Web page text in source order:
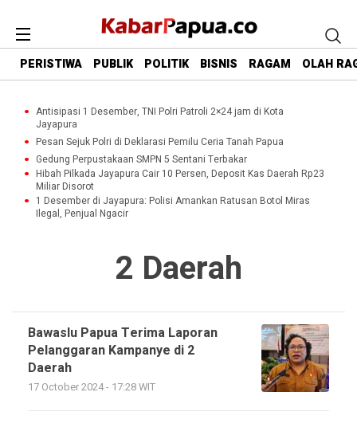
PERISTIWA PUBLIK POLITIK BISNIS RAGAM OLAH
Antisipasi 1 Desember, TNI Polri Patroli 2×24 jam di Kota
Jayapura
Pesan Sejuk Polri di Deklarasi Pemilu Ceria Tanah Papua
Gedung Perpustakaan SMPN 5 Sentani Terbakar
Hibah Pilkada Jayapura Cair 10 Persen, Deposit Kas Daerah Rp23
Miliar Disorot
1 Desember di Jayapura: Polisi Amankan Ratusan Botol Miras
Ilegal, Penjual Ngacir
2 Daerah
Bawaslu Papua Terima Laporan
Pelanggaran Kampanye di 2
Daerah
17 October 2024 - 17:28 WIT